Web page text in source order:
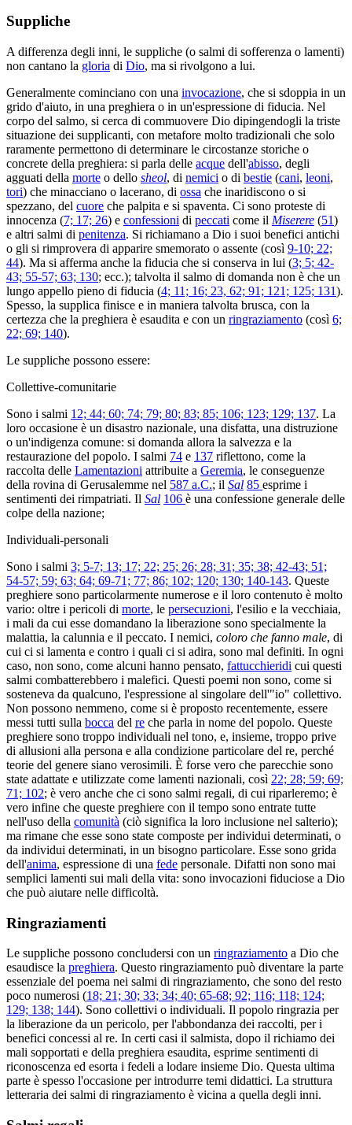
Suppliche
A differenza degli inni, le suppliche (o salmi di sofferenza o lamenti)
non cantano la gloria di Dio, ma si rivolgono a lui.
Generalmente cominciano con una invocazione, che si sdoppia in un
grido d'aiuto, in una preghiera o in un'espressione di fiducia. Nel
corpo del salmo, si cerca di commuovere Dio dipingendogli la triste
situazione dei supplicanti, con metafore molto tradizionali che solo
raramente permettono di determinare le circostanze storiche o
concrete della preghiera: si parla delle acque dell'abisso, degli
agguati della morte o dello sheol, di nemici o di bestie (cani, leoni,
tori) che minacciano o lacerano, di ossa che inaridiscono o si
spezzano, del cuore che palpita e si spaventa. Ci sono proteste di
innocenza (7; 17; 26) e confessioni di peccati come il Miserere (51)
e altri salmi di penitenza. Si richiamano a Dio i suoi benefici antichi
o gli si rimprovera di apparire smemorato o assente (così 9-10; 22;
44). Ma si afferma anche la fiducia che si conserva in lui (3; 5; 42-
43; 55-57; 63; 130; ecc.); talvolta il salmo di domanda non è che un
lungo appello pieno di fiducia (4; 11; 16; 23, 62; 91; 121; 125; 131).
Spesso, la supplica finisce e in maniera talvolta brusca, con la
certezza che la preghiera è esaudita e con un ringraziamento (così 6;
22; 69; 140).
Le suppliche possono essere:
Collettive-comunitarie
Sono i salmi 12; 44; 60; 74; 79; 80; 83; 85; 106; 123; 129; 137. La
loro occasione è un disastro nazionale, una disfatta, una distruzione
o un'indigenza comune: si domanda allora la salvezza e la
restaurazione del popolo. I salmi 74 e 137 riflettono, come la
raccolta delle Lamentazioni attribuite a Geremia, le conseguenze
della rovina di Gerusalemme nel 587 a.C.; il Sal 85 esprime i
sentimenti dei rimpatriati. Il Sal 106 è una confessione generale delle
colpe della nazione;
Individuali-personali
Sono i salmi 3; 5-7; 13; 17; 22; 25; 26; 28; 31; 35; 38; 42-43; 51;
54-57; 59; 63; 64; 69-71; 77; 86; 102; 120; 130; 140-143. Queste
preghiere sono particolarmente numerose e il loro contenuto è molto
vario: oltre i pericoli di morte, le persecuzioni, l'esilio e la vecchiaia,
i mali da cui esse domandano la liberazione sono specialmente la
malattia, la calunnia e il peccato. I nemici, coloro che fanno male, di
cui ci si lamenta e contro i quali ci si adira, sono mal definiti. In ogni
caso, non sono, come alcuni hanno pensato, fattucchieridi cui questi
salmi combatterebbero i malefici. Questi poemi non sono, come si
sosteneva da qualcuno, l'espressione al singolare dell'"io" collettivo.
Non possono nemmeno, come si è proposto recentemente, essere
messi tutti sulla bocca del re che parla in nome del popolo. Queste
preghiere sono troppo individuali nel tono, e, insieme, troppo prive
di allusioni alla persona e alla condizione particolare del re, perché
teorie del genere siano verosimili. È forse vero che parecchie sono
state adattate e utilizzate come lamenti nazionali, così 22; 28; 59; 69;
71; 102; è vero anche che ci sono salmi regali, di cui riparleremo; è
vero infine che queste preghiere con il tempo sono entrate tutte
nell'uso della comunità (ciò significa la loro inclusione nel salterio);
ma rimane che esse sono state composte per individui determinati, o
da individui determinati, in un bisogno particolare. Esse sono grida
dell'anima, espressione di una fede personale. Difatti non sono mai
semplici lamenti sui mali della vita: sono invocazioni fiduciose a Dio
che può aiutare nelle difficoltà.
Ringraziamenti
Le suppliche possono concludersi con un ringraziamento a Dio che
esaudisce la preghiera. Questo ringraziamento può diventare la parte
essenziale del poema nei salmi di ringraziamento, che sono del resto
poco numerosi (18; 21; 30; 33; 34; 40; 65-68; 92; 116; 118; 124;
129; 138; 144). Sono collettivi o individuali. Il popolo ringrazia per
la liberazione da un pericolo, per l'abbondanza dei raccolti, per i
benefici concessi al re. In certi casi il salmista, dopo il richiamo dei
mali sopportati e della preghiera esaudita, esprime sentimenti di
riconoscenza ed esorta i fedeli a lodare insieme Dio. Questa ultima
parte è spesso l'occasione per introdurre temi didattici. La struttura
letteraria dei salmi di ringraziamento è vicina a quella degli inni.